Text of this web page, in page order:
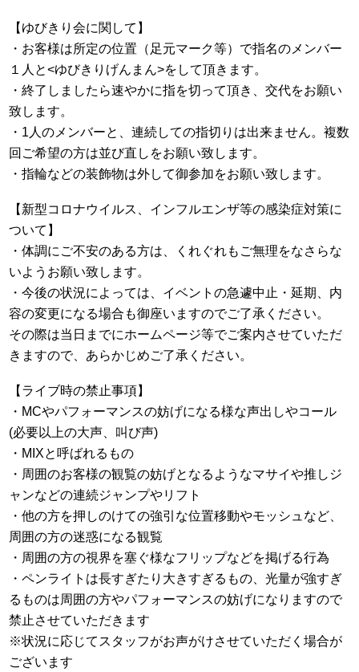
【ゆびきり会に関して】
・お客様は所定の位置（足元マーク等）で指名のメンバー
１人と<ゆびきりげんまん>をして頂きます。
・終了しましたら速やかに指を切って頂き、交代をお願い
致します。
・1人のメンバーと、連続しての指切りは出来ません。複数
回ご希望の方は並び直しをお願い致します。
・指輪などの装飾物は外して御参加をお願い致します。
【新型コロナウイルス、インフルエンザ等の感染症対策に
ついて】
・体調にご不安のある方は、くれぐれもご無理をなさらな
いようお願い致します。
・今後の状況によっては、イベントの急遽中止・延期、内
容の変更になる場合も御座いますのでご了承ください。
その際は当日までにホームページ等でご案内させていただ
きますので、あらかじめご了承ください。
【ライブ時の禁止事項】
・MCやパフォーマンスの妨げになる様な声出しやコール
(必要以上の大声、叫び声)
・MIXと呼ばれるもの
・周囲のお客様の観覧の妨げとなるようなマサイや推しジ
ャンなどの連続ジャンプやリフト
・他の方を押しのけての強引な位置移動やモッシュなど、
周囲の方の迷惑になる観覧
・周囲の方の視界を塞ぐ様なフリップなどを掲げる行為
・ペンライトは長すぎたり大きすぎるもの、光量が強すぎ
るものは周囲の方やパフォーマンスの妨げになりますので
禁止させていただきます
※状況に応じてスタッフがお声がけさせていただく場合が
ございます